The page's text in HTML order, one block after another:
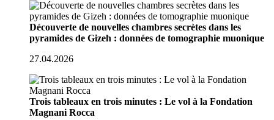
Découverte de nouvelles chambres secrètes dans les
pyramides de Gizeh : données de tomographie muonique
27.04.2026
Trois tableaux en trois minutes : Le vol à la Fondation
Magnani Rocca